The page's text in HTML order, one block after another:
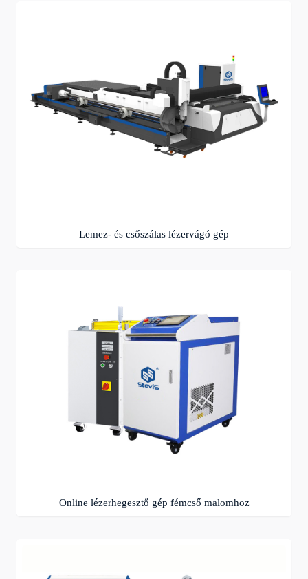
Lemez- és csőszálas lézervágó gép
Online lézerhegesztő gép fémcső malomhoz